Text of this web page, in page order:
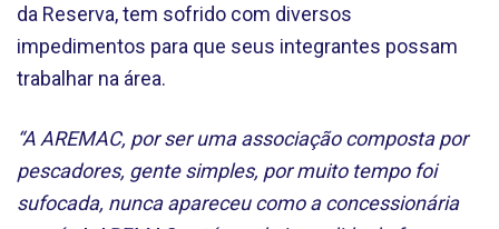
da Reserva, tem sofrido com diversos
impedimentos para que seus integrantes possam
trabalhar na área.
“A AREMAC, por ser uma associação composta por
pescadores, gente simples, por muito tempo foi
sufocada, nunca apareceu como a concessionária